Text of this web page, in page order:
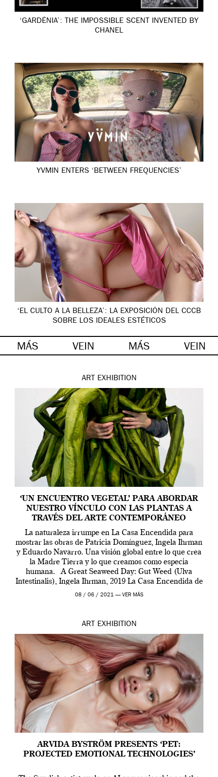
‘GARDÉNIA’: THE IMPOSSIBLE SCENT INVENTED BY
CHANEL
YVMIN ENTERS ‘BETWEEN FREQUENCIES’
‘EL CULTO A LA BELLEZA’: LA EXPOSICIÓN DEL CCCB
SOBRE LOS IDEALES ESTÉTICOS
MÁS VEIN MÁS VEIN
ART EXHIBITION
‘UN ENCUENTRO VEGETAL’ PARA ABORDAR
NUESTRO VÍNCULO CON LAS PLANTAS A
TRAVÉS DEL ARTE CONTEMPORÁNEO
La naturaleza irrumpe en La Casa Encendida para
mostrar las obras de Patricia Domínguez, Ingela Ihrman
y Eduardo Navarro. Una visión global entre lo que crea
la Madre Tierra y lo que creamos como especia
humana. A Great Seaweed Day: Gut Weed (Ulva
Intestinalis), Ingela Ihrman, 2019 La Casa Encendida de
Madrid y la Wellcome […]
08 / 06 / 2021 — VER MÁS
ART EXHIBITION
ARVIDA BYSTRÖM PRESENTS ‘PET:
PROJECTED EMOTIONAL TECHNOLOGIES’